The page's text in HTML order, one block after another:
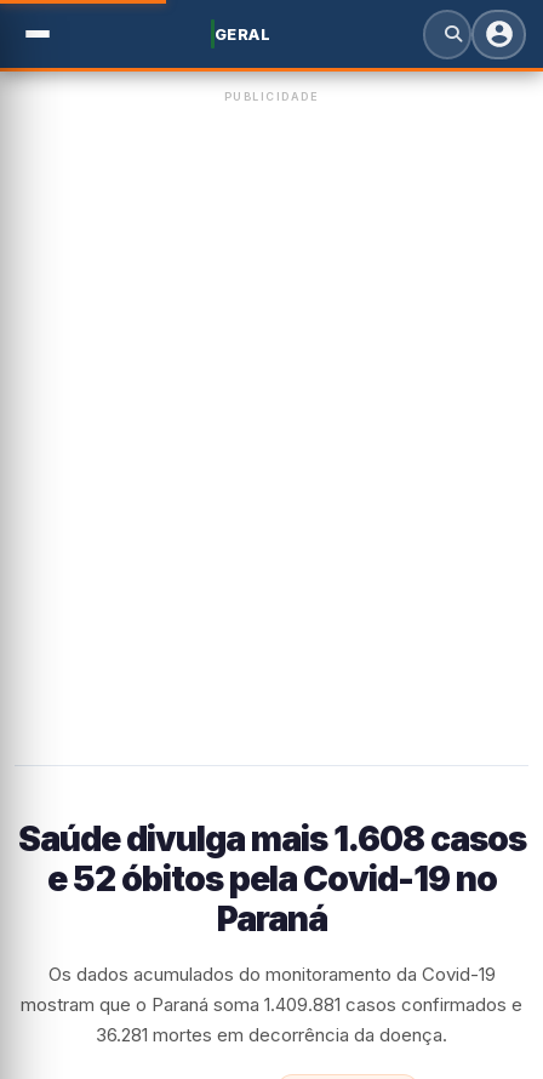
GERAL
PUBLICIDADE
Saúde divulga mais 1.608 casos
e 52 óbitos pela Covid-19 no
Paraná
Os dados acumulados do monitoramento da Covid-19
mostram que o Paraná soma 1.409.881 casos confirmados e
36.281 mortes em decorrência da doença.